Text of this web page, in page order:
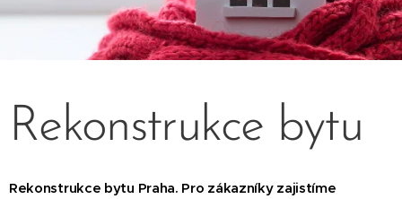
Rekonstrukce bytu
Rekonstrukce bytu Praha. Pro zákazníky zajistíme